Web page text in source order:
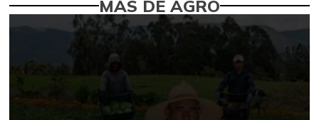
MÁS DE AGRO